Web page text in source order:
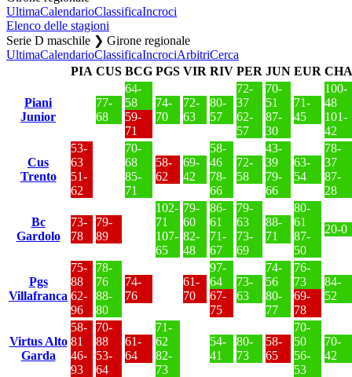
UltimaCalendarioClassificaIncroci
Elenco delle stagioni
Serie D maschile ❯ Girone regionale
UltimaCalendarioClassificaIncrociArbitriCerca
PIA CUS BCG PGS VIR RIV PER JUN EUR CHA
Piani
Junior
77-
68
64-
58
59-
71
74-
70
72-
63
80-
57
72-
37
62-
57
70-
51
87-
30
71-
45
100-
48
101-
42
Cus
Trento
53-
63
51-
62
70-
68
85-
71
58-
62
69-
42
58-
46
78-
66
72-
58
43-
39
79-
66
63-
54
78-
37
87-
28
Bc
Gardolo
73-
78
79-
89
102-
71
107-
65
79-
60
82-
48
86-
61
71-
67
79-
63
73-
69
88-
71
80-
61
87-
50
20-0
Pgs
Villafranca
75-
88
62-
96
78-
76
88-
80
74-
76
61-
70
97-
64
67-
75
73-
63
74-
56
80-
77
76-
73
69-
78
84-
52
Virtus Alto
Garda
58-
81
46-
93
70-
88
53-
64
61-
64
71-
62
82-
73
54-
41
80-
73
58-
65
70-
50
56-
53
70-
42